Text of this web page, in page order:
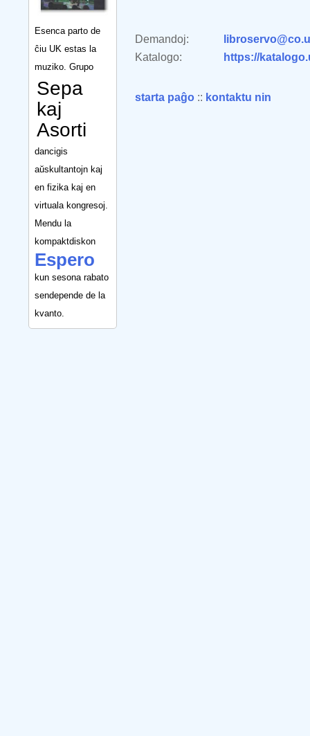
Esenca parto de
ĉiu UK estas la
muziko. Grupo
Sepa
kaj
Asorti
dancigis
aŭskultantojn kaj
en fizika kaj en
virtuala kongresoj.
Mendu la
kompaktdiskon
Espero
kun sesona rabato
sendepende de la
kvanto.
Demandoj:
Katalogo:
https://
starta paĝo :: kontaktu nin